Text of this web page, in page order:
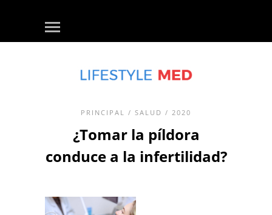
PRINCIPAL / SALUD / 2020
¿Tomar la píldora
conduce a la infertilidad?